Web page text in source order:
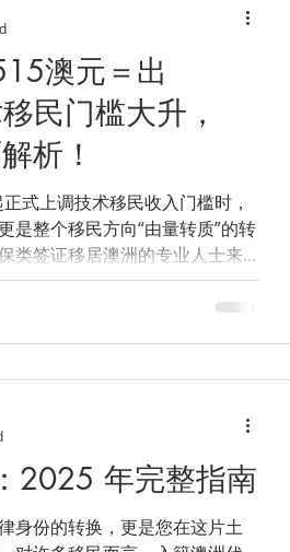
澳元＝出
民门槛大升，
析！
式上调技术移民收入门槛时，
是整个移民方向“由量转质”的转
类签证移居澳洲的专业人士来
加激烈，门槛亦更高，但对真
同时也是机遇来临的讯号。...
2025 年完整指南
身份的转换，更是您在这片土